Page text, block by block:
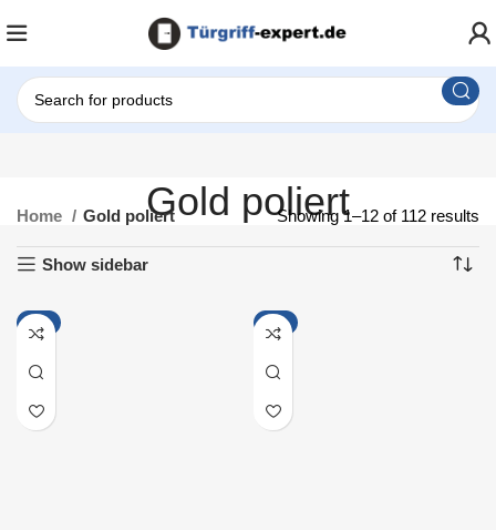
Gold poliert
Home Gold poliert Showing 1–12 of 112 results
Show sidebar
-9% -8%